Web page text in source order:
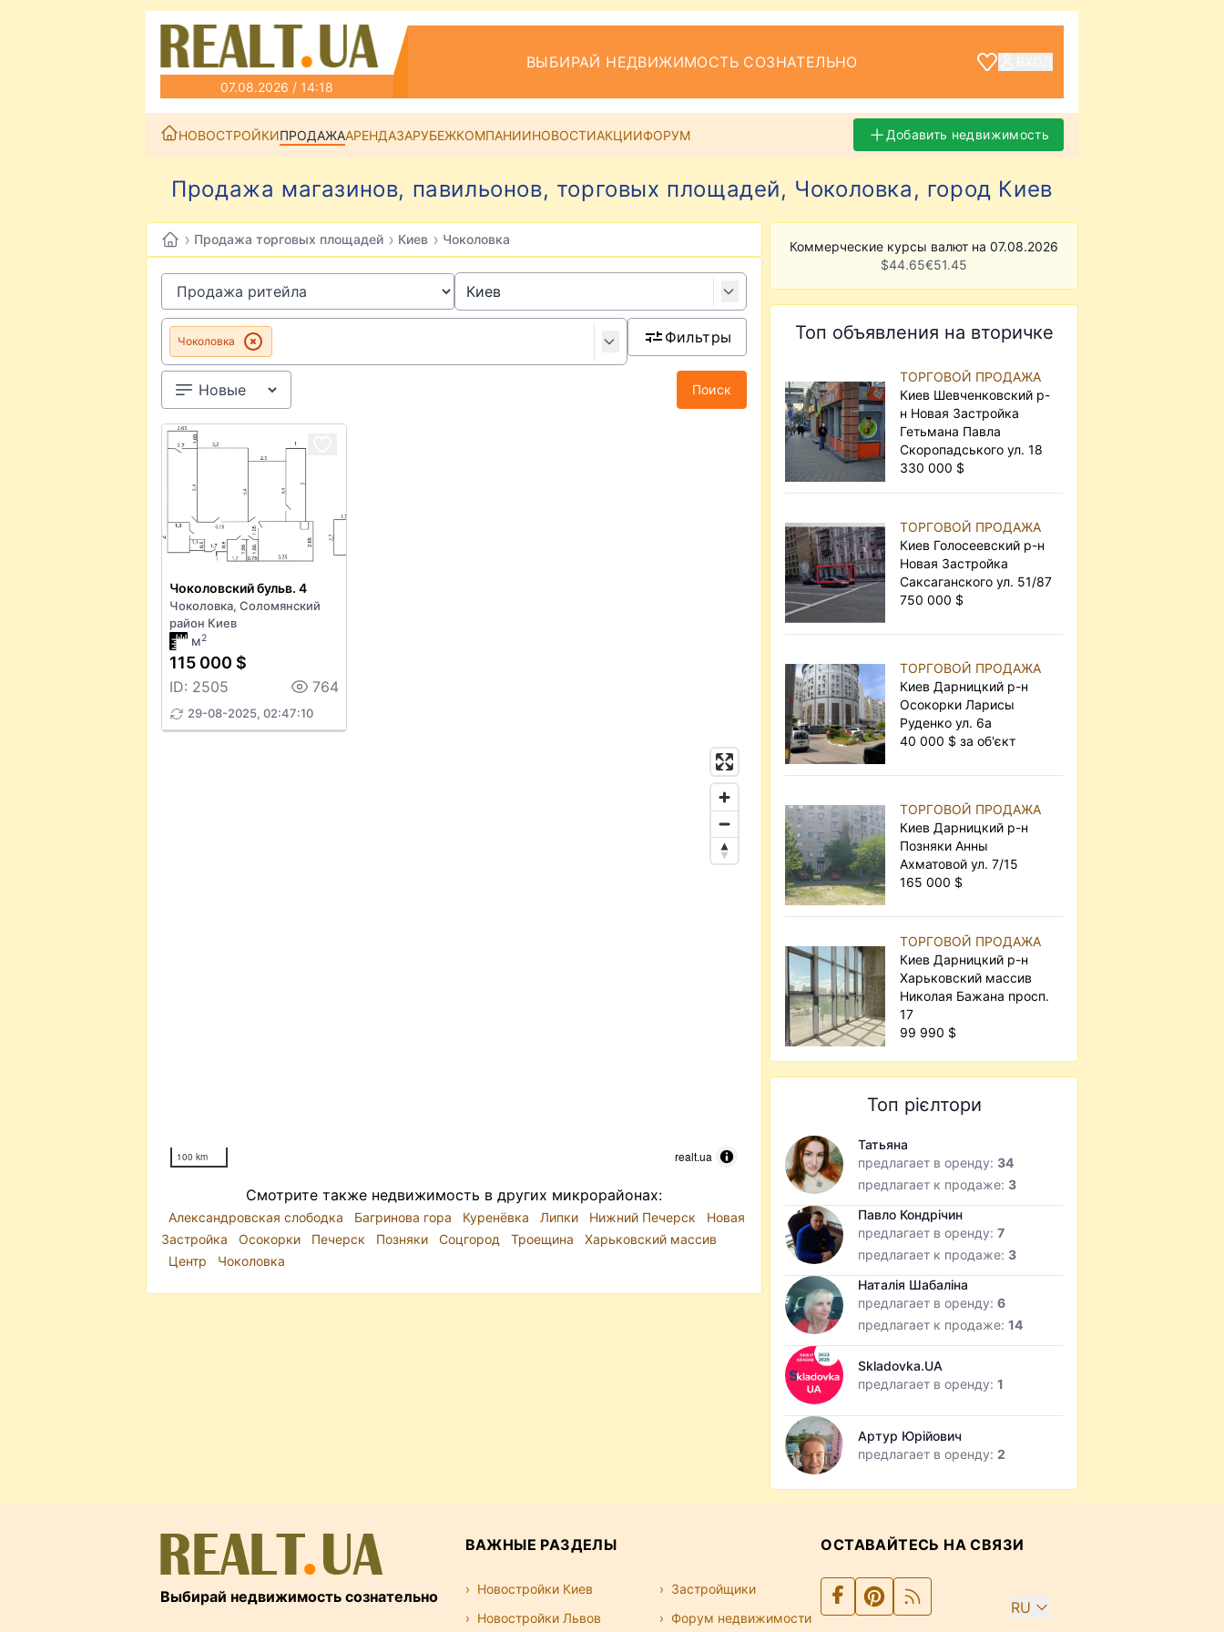
07.08.2026 / 14:18
ВЫБИРАЙ НЕДВИЖИМОСТЬ СОЗНАТЕЛЬНО
НОВОСТРОЙКИПРОДАЖААРЕНДАЗАРУБЕЖКОМПАНИИНОВОСТИАКЦИИФОРУМ Добавить недвижимость
Продажа магазинов, павильонов, торговых площадей, Чоколовка, город Киев
› Продажа торговых площадей › Киев › Чоколовка
Чоколовка Фильтры
Поиск
Чоколовский бульв. 4
Чоколовка, Соломянский
район Киев
м2
115 000 $
ID: 2505 764
29-08-2025, 02:47:10
100 km realt.ua
Смотрите также недвижимость в других микрорайонах:
Александровская слободка Багринова гора Куренёвка Липки Нижний Печерск
Новая
Застройка
Осокорки Печерск Позняки Соцгород Троещина
Харьковский массив
Центр
Чоколовка
Коммерческие курсы валют на 07.08.2026
$44.65€51.45
Топ объявления на вторичке
ТОРГОВОЙ ПРОДАЖА
Киев Шевченковский р-
н Новая Застройка
Гетьмана Павла
Скоропадського ул. 18
330 000 $
ТОРГОВОЙ ПРОДАЖА
Киев Голосеевский р-н
Новая Застройка
Саксаганского ул. 51/87
750 000 $
ТОРГОВОЙ ПРОДАЖА
Киев Дарницкий р-н
Осокорки Ларисы
Руденко ул. 6а
40 000 $ за об'єкт
ТОРГОВОЙ ПРОДАЖА
Киев Дарницкий р-н
Позняки Анны
Ахматовой ул. 7/15
165 000 $
ТОРГОВОЙ ПРОДАЖА
Киев Дарницкий р-н
Харьковский массив
Николая Бажана просп.
17
99 990 $
Топ рієлтори
Татьяна
предлагает в оренду: 34
предлагает к продаже: 3
Павло Кондрічин
предлагает в оренду:7
предлагает к продаже: 3
Наталія Шабаліна
предлагает в оренду:6
предлагает к продаже:14
Skladovka.UA
предлагает в оренду:1
Артур Юрійович
предлагает в оренду:2
Выбирай недвижимость сознательно
ВАЖНЫЕ РАЗДЕЛЫ
Новостройки Киев
Новостройки Львов
Застройщики
Форум недвижимости
ОСТАВАЙТЕСЬ НА СВЯЗИ
RU